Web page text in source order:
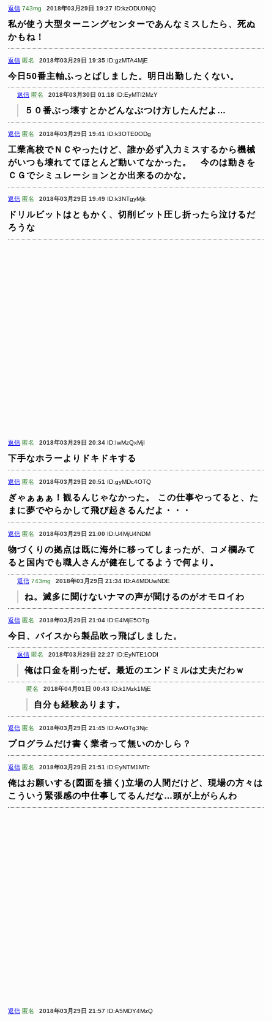
返信 743mg 2018年03月29日 19:27 ID:kzODU0NjQ
私が使う大型ターニングセンターであんなミスしたら、死ぬ
かもね！
返信 匿名 2018年03月29日 19:35 ID:gzMTA4MjE
今日50番主軸ふっとばしました。明日出勤したくない。
返信 匿名 2018年03月30日 01:18 ID:EyMTI2MzY
５０番ぶっ壊すとかどんなぶつけ方したんだよ…
返信 匿名 2018年03月29日 19:41 ID:k3OTE0ODg
工業高校でＮＣやったけど、誰か必ず入力ミスするから機械
がいつも壊れててほとんど動いてなかった。 今のは動きを
ＣＧでシミュレーションとか出来るのかな。
返信 匿名 2018年03月29日 19:49 ID:k3NTgyMjk
ドリルビットはともかく、切削ビット圧し折ったら泣けるだ
ろうな
返信 匿名 2018年03月29日 20:34 ID:IwMzQxMjI
下手なホラーよりドキドキする
返信 匿名 2018年03月29日 20:51 ID:gyMDc4OTQ
ぎゃぁぁぁ！観るんじゃなかった。
この仕事やってると、た
まに夢でやらかして飛び起きるんだよ・・・
返信 匿名 2018年03月29日 21:00 ID:U4MjU4NDM
物づくりの拠点は既に海外に移ってしまったが、コメ欄みて
ると国内でも職人さんが健在してるようで何より。
返信 743mg 2018年03月29日 21:34 ID:A4MDUwNDE
ね。滅多に聞けないナマの声が聞けるのがオモロイわ
返信 匿名 2018年03月29日 21:04 ID:E4MjE5OTg
今日、バイスから製品吹っ飛ばしました。
返信 匿名 2018年03月29日 22:27 ID:EyNTE1ODI
俺は口金を削ったぜ。最近のエンドミルは丈夫だわｗ
匿名 2018年04月01日 00:43 ID:k1Mzk1MjE
自分も経験あります。
返信 匿名 2018年03月29日 21:45 ID:AwOTg3Njc
プログラムだけ書く業者って無いのかしら？
返信 匿名 2018年03月29日 21:51 ID:EyNTM1MTc
俺はお願いする(図面を描く)立場の人間だけど、現場の方々は
こういう緊張感の中仕事してるんだな…頭が上がらんわ
返信 匿名 2018年03月29日 21:57 ID:A5MDY4MzQ